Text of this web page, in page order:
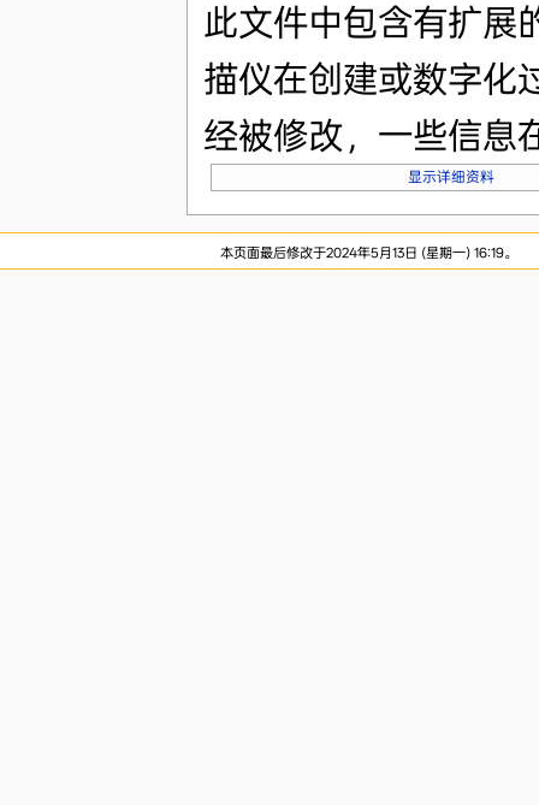
此文件中包含有扩展
描仪在创建或数字化
经被修改，一些信息
显示详细资料
本页面最后修改于2024年5月13日 (星期一) 16:19。